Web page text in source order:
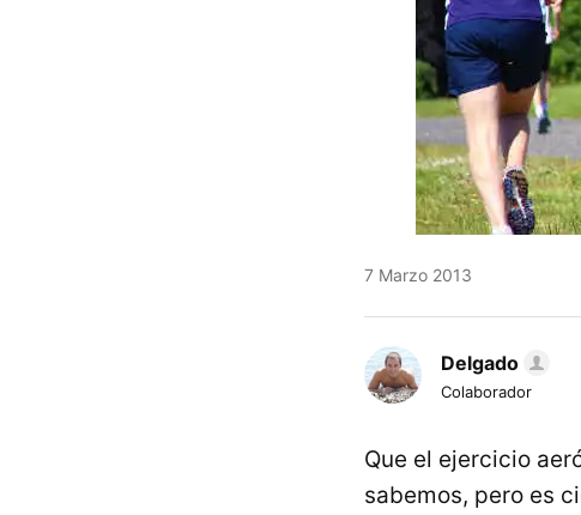
7 Marzo 2013
Delgado
Colaborador
Que el ejercicio
sabemos, pero es